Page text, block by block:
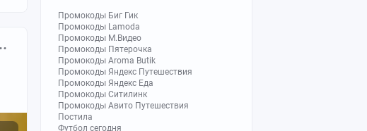
Промокоды Биг Гик
Промокоды Lamoda
Промокоды М.Видео
Промокоды Пятерочка
Промокоды Aroma Butik
Промокоды Яндекс Путешествия
Промокоды Яндекс Еда
Промокоды Ситилинк
Промокоды Авито Путешествия
Постила
Футбол сегодня